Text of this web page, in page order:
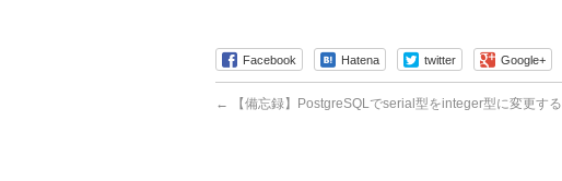
Facebook Hatena twitter Google+
← 【備忘録】PostgreSQLでserial型をinteger型に変更する